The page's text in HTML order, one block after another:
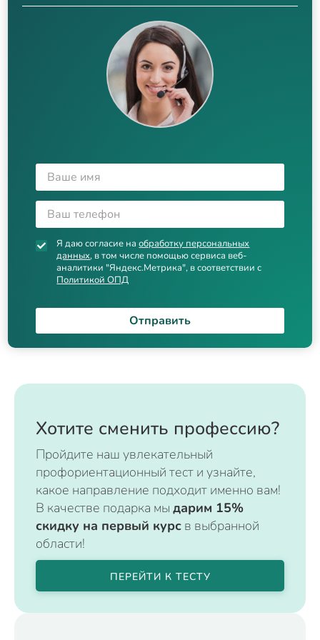
Я даю согласие наобработку персональных
данных, в том числе помощью сервиса веб-
аналитики "Яндекс.Метрика", в соответствии с
Политикой ОПД
Отправить
Хотите сменить профессию?
Пройдите наш увлекательный
профориентационный тест и узнайте,
какое направление подходит именно вам!
В качестве подарка мы дарим 15%
скидку на первый курс в выбранной
области!
ПЕРЕЙТИ К ТЕСТУ